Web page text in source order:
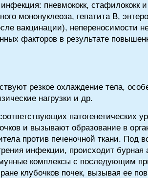
пневмококк, стафилококк
мононуклеоза, гепатита В,
вакцинации), непереносимости
факторов в результате
резкое охлаждение тела,
нагрузки и др.
патогенетических
и вызывают образование в
против печеночной ткани. Под
инфекции, происходит бурная
комплексы с последующим
клубочков почек, вызывая ее